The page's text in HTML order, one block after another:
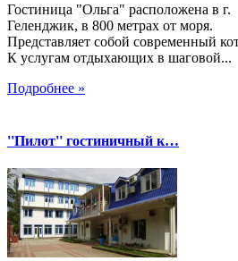
Гостиница "Ольга" расположена в г.
Геленджик, в 800 метрах от моря.
Представляет собой современный
К услугам отдыхающих в шаговой...
Подробнее »
''Пилот'' гостиничный к…